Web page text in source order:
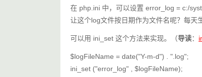
在 php.ini 中，可以设置 error_log = c:/
让这个log文件按日期作为文件名呢？每天
可以用 ini_set 这个方法来实现。（导读：
$logFileName = date("Y-m-d") . ".log";
ini_set ("error_log" , $logFileName);